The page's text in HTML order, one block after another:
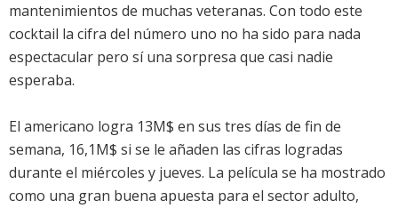
mantenimientos de muchas veteranas. Con todo este
cocktail la cifra del número uno no ha sido para nada
espectacular pero sí una sorpresa que casi nadie
esperaba.
El americano logra 13M$ en sus tres días de fin de
semana, 16,1M$ si se le añaden las cifras logradas
durante el miércoles y jueves. La película se ha mostrado
como una gran buena apuesta para el sector adulto,